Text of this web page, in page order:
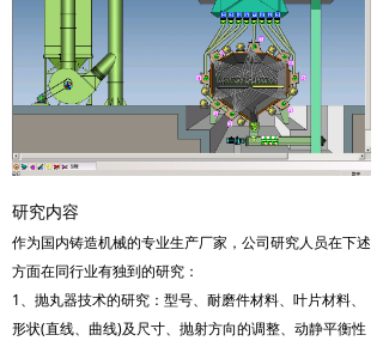
研究内容
作为国内铸造机械的专业生产厂家，公司研究人员在下述
方面在同行业有独到的研究：
1、抛丸器技术的研究：型号、耐磨件材料、叶片材料、
形状(直线、曲线)及尺寸、抛射方向的调整、动静平衡性